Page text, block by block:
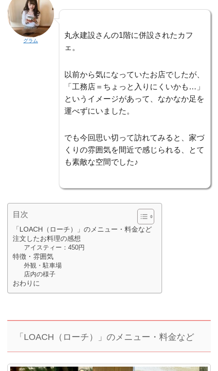
グラム
丸永建設さんの1階に併設されたカフ
ェ。
以前から気になっていたお店でしたが、
「工務店＝ちょっと入りにくいかも…」
というイメージがあって、なかなか足を
運べずにいました。
でも今回思い切って訪れてみると、家づ
くりの雰囲気を間近で感じられる、とて
も素敵な空間でした♪
目次
「LOACH（ローチ）」のメニュー・料金など
注文したお料理の感想
アイスティー：450円
特徴・雰囲気
外観・駐車場
店内の様子
おわりに
「LOACH（ローチ）」のメニュー・料金など